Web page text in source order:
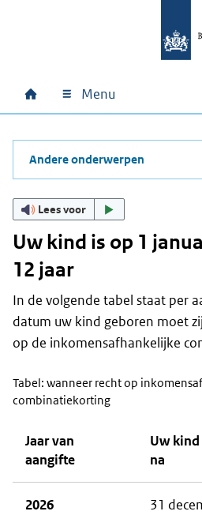
Hoofdnavigatie
Home Menu
Andere onderwerpen
Lees voor
Uw kind is op 1
12 jaar
In de volgende tabel staat per
datum uw kind geboren moet
op de inkomensafhankelijke
Tabel: wanneer recht op
combinatiekorting
Jaar van
aangifte
Uw
na
2026 31